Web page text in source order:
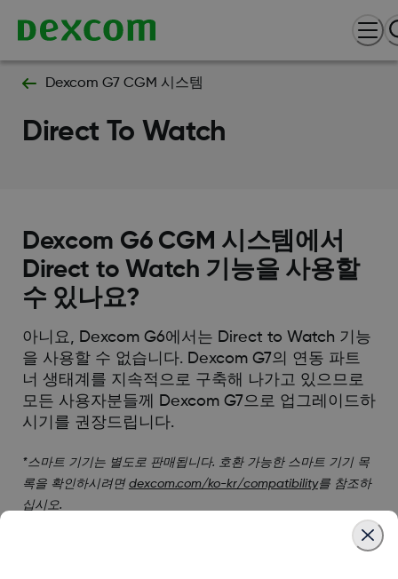
Dexcom G7 CGM 시스템
Direct To Watch
Dexcom G6 CGM 시스템에서
Direct to Watch 기능을 사용할
수 있나요?
아니요, Dexcom G6에서는 Direct to Watch 기능
을 사용할 수 없습니다. Dexcom G7의 연동 파트
너 생태계를 지속적으로 구축해 나가고 있으므로
모든 사용자분들께 Dexcom G7으로 업그레이드하
시기를 권장드립니다.
*스마트 기기는 별도로 판매됩니다. 호환 가능한 스마트 기기 목
록을 확인하시려면 dexcom.com/ko-kr/compatibility를 참조하
십시오.